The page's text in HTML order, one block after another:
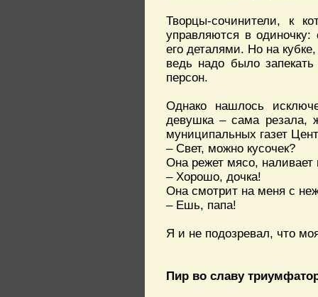
Творцы-сочинители, к
управляются в
его деталями. Но на
ведь надо было
персон.
Однако нашлось
девушка – сама резала,
муниципальных газет
– Свет, можно кусочек?
Она режет мясо, наливает
– Хорошо, дочка!
Она смотрит на меня с
– Ешь, папа!
Я и не подозревал, что
Пир во славу